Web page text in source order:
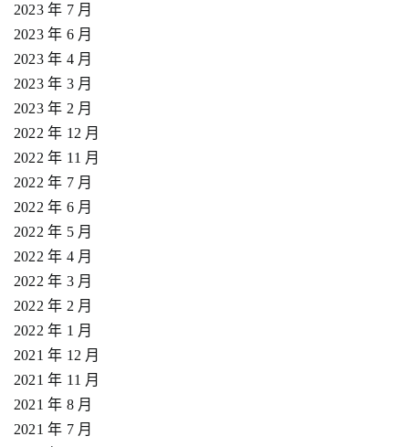
2023 年 7 月
2023 年 6 月
2023 年 4 月
2023 年 3 月
2023 年 2 月
2022 年 12 月
2022 年 11 月
2022 年 7 月
2022 年 6 月
2022 年 5 月
2022 年 4 月
2022 年 3 月
2022 年 2 月
2022 年 1 月
2021 年 12 月
2021 年 11 月
2021 年 8 月
2021 年 7 月